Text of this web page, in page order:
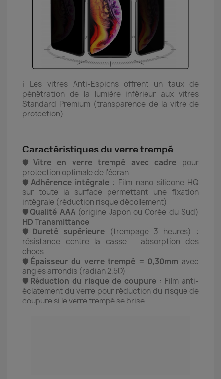
ℹ️ Les vitres Anti-Espions offrent un taux de
pénétration de la lumière inférieur aux vitres
Standard Premium (transparence de la vitre de
protection)
Caractéristiques du verre trempé
🛡️ Vitre en verre trempé avec cadre pour
protection optimale de l'écran
🛡️ Adhérence intégrale : Film nano-silicone HQ
sur toute la surface permettant une fixation
intégrale (réduction risque décollement)
🛡️Qualité AAA(origine Japon ou Corée du Sud)
HD Transmittance
🛡️ Dureté supérieure (trempage 3 heures) :
résistance contre la casse - absorption des
chocs
🛡️ Épaisseur du verre trempé = 0,30mm avec
angles arrondis (radian 2,5D)
🛡️ Réduction du risque de coupure : Film anti-
éclatement du verre pour réduction du risque de
coupure si le verre trempé se brise